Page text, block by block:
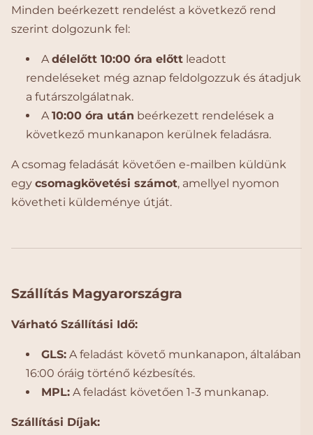
Minden beérkezett rendelést a következő rend
szerint dolgozunk fel:
A délelőtt 10:00 óra előttleadott
rendeléseket még aznap feldolgozzuk és átadjuk
a futárszolgálatnak.
A 10:00 óra után beérkezett rendelések a
következő munkanapon kerülnek feladásra.
A csomag feladását követően e-mailben küldünk
egy csomagkövetési számot, amellyel nyomon
követheti küldeménye útját.
Szállítás Magyarországra
Várható Szállítási Idő:
GLS:A feladást követő munkanapon, általában
16:00 óráig történő kézbesítés.
MPL:A feladást követően 1-3 munkanap.
Szállítási Díjak: